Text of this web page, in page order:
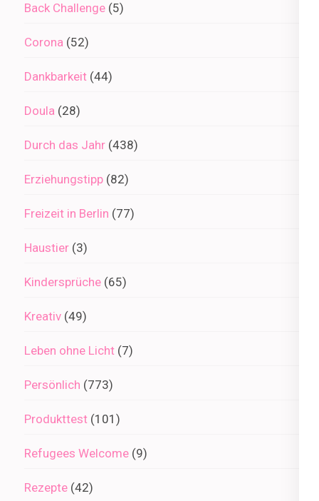
Back Challenge (5)
Corona (52)
Dankbarkeit (44)
Doula (28)
Durch das Jahr (438)
Erziehungstipp (82)
Freizeit in Berlin (77)
Haustier (3)
Kindersprüche (65)
Kreativ (49)
Leben ohne Licht (7)
Persönlich (773)
Produkttest (101)
Refugees Welcome (9)
Rezepte (42)